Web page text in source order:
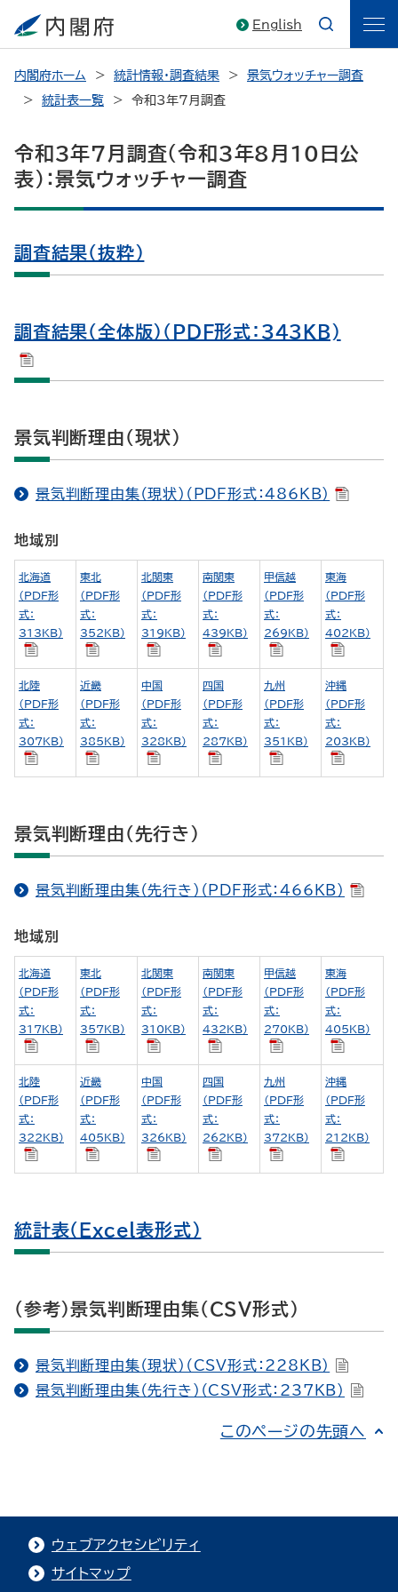
English
内閣府ホーム 統計情報・調査結果
景気ウォッチャー調査
統計表一覧
令和3年7月調査
令和3年7月調査（令和3年8月10日公
表）：景気ウォッチャー調査
調査結果（抜粋）
調査結果（全体版）（PDF形式：343KB)
景気判断理由（現状）
景気判断理由集（現状）（PDF形式：486KB）
地域別
北海道
（PDF形
式：
313KB）
東北
（PDF形
式：
352KB）
北関東
（PDF形
式：
319KB）
南関東
（PDF形
式：
439KB）
甲信越
（PDF形
式：
269KB）
東海
（PDF形
式：
402KB）
北陸
（PDF形
式：
307KB）
近畿
（PDF形
式：
385KB）
中国
（PDF形
式：
328KB）
四国
（PDF形
式：
287KB）
九州
（PDF形
式：
351KB）
沖縄
（PDF形
式：
203KB）
景気判断理由（先行き）
景気判断理由集（先行き）（PDF形式：466KB）
地域別
北海道
（PDF形
式：
317KB）
東北
（PDF形
式：
357KB）
北関東
（PDF形
式：
310KB）
南関東
（PDF形
式：
432KB）
甲信越
（PDF形
式：
270KB）
東海
（PDF形
式：
405KB）
北陸
（PDF形
式：
322KB）
近畿
（PDF形
式：
405KB）
中国
（PDF形
式：
326KB）
四国
（PDF形
式：
262KB）
九州
（PDF形
式：
372KB）
沖縄
（PDF形
式：
212KB）
統計表（Excel表形式）
（参考）景気判断理由集（CSV形式）
景気判断理由集（現状）（CSV形式：228KB）
景気判断理由集（先行き）（CSV形式：237KB）
このページの先頭へ
ウェブアクセシビリティ
サイトマップ